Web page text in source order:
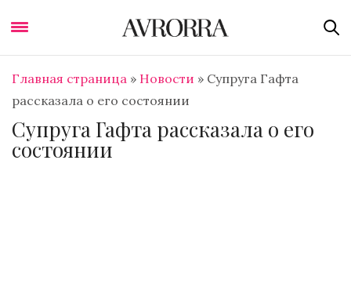
Главная страница » Новости » Супруга Гафта
рассказала о его состоянии
Супруга Гафта рассказала о его
состоянии